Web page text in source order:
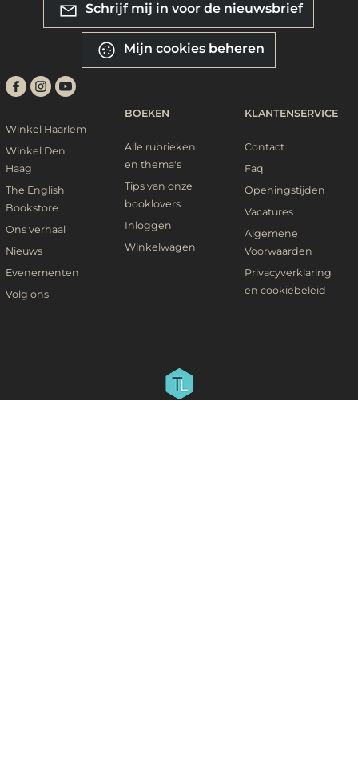
Schrijf mij in voor de nieuwsbrief
Mijn cookies beheren
Winkel Haarlem
Winkel Den
Haag
The English
Bookstore
Ons verhaal
Nieuws
Evenementen
Volg ons
BOEKEN
Alle rubrieken
en thema's
Tips van onze
booklovers
Inloggen
Winkelwagen
KLANTENSERVICE
Contact
Faq
Openingstijden
Vacatures
Algemene
Voorwaarden
Privacyverklaring
en cookiebeleid